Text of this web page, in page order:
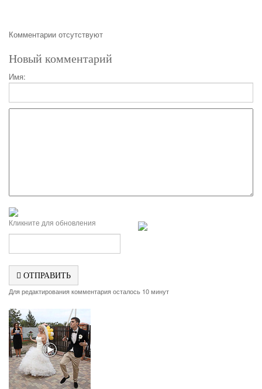
Комментарии отсутствуют
Новый комментарий
Имя:
Кликните для обновления
ОТПРАВИТЬ
Для редактирования комментария осталось 10 минут